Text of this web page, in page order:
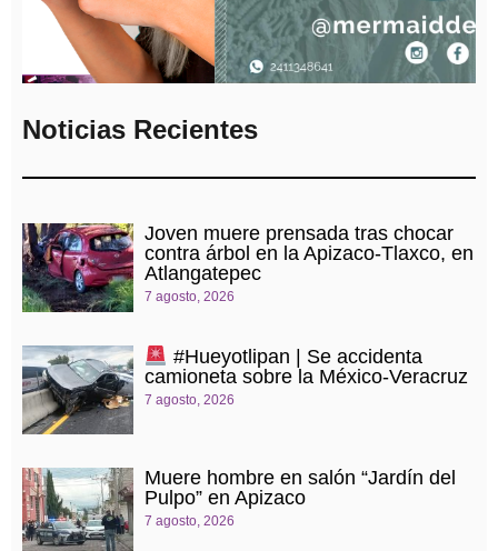
Noticias Recientes
Joven muere prensada tras chocar
contra árbol en la Apizaco-Tlaxco, en
Atlangatepec
7 agosto, 2026
#Hueyotlipan | Se accidenta
camioneta sobre la México-Veracruz
7 agosto, 2026
Muere hombre en salón “Jardín del
Pulpo” en Apizaco
7 agosto, 2026